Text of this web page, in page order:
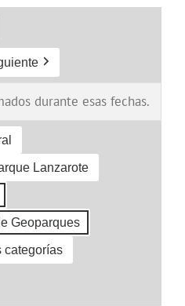
durante esas fechas.
Lanzarote
Geoparques
categorías